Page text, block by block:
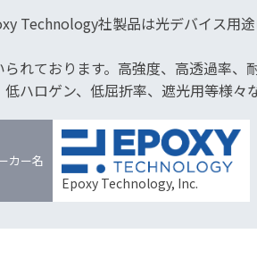
Technology社製品は光デバイス用
られております。高強度、高透過率、
低ハロゲン、低屈折率、遮光用等様々
カー名
Epoxy Technology, Inc.